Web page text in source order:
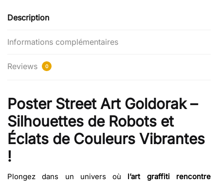
Description
Informations complémentaires
Reviews 0
Poster Street Art Goldorak –
Silhouettes de Robots et
Éclats de Couleurs Vibrantes
!
Plongez dans un univers où l’art graffiti rencontre